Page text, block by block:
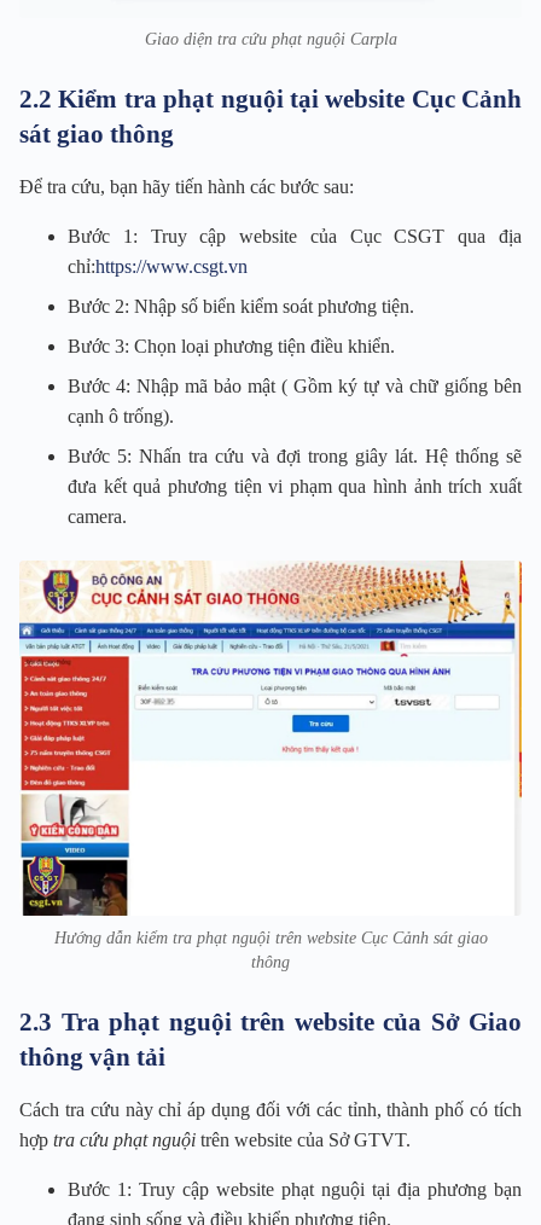
Giao diện tra cứu phạt nguội Carpla
2.2 Kiểm tra phạt nguội tại website Cục Cảnh
sát giao thông
Để tra cứu, bạn hãy tiến hành các bước sau:
Bước 1: Truy cập website của Cục CSGT qua địa
chỉ:https://www.csgt.vn
Bước 2: Nhập số biển kiểm soát phương tiện.
Bước 3: Chọn loại phương tiện điều khiển.
Bước 4: Nhập mã bảo mật ( Gồm ký tự và chữ giống bên
cạnh ô trống).
Bước 5: Nhấn tra cứu và đợi trong giây lát. Hệ thống sẽ
đưa kết quả phương tiện vi phạm qua hình ảnh trích xuất
camera.
Hướng dẫn kiểm tra phạt nguội trên website Cục Cảnh sát giao
thông
2.3 Tra phạt nguội trên website của Sở Giao
thông vận tải
Cách tra cứu này chỉ áp dụng đối với các tỉnh, thành phố có tích
hợp tra cứu phạt nguội trên website của Sở GTVT.
Bước 1: Truy cập website phạt nguội tại địa phương bạn
đang sinh sống và điều khiển phương tiện.